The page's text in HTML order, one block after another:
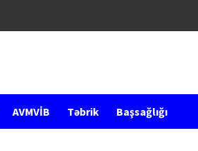
AVMVİB Təbrik Başsağlığı